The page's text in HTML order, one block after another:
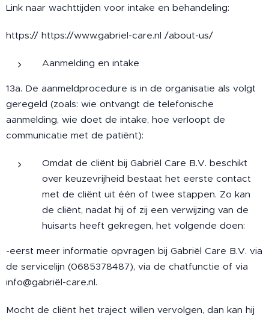
Link naar wachttijden voor intake en behandeling:
https:// https://www.gabriel-care.nl /about-us/
Aanmelding en intake
13a. De aanmeldprocedure is in de organisatie als volgt
geregeld (zoals: wie ontvangt de telefonische
aanmelding, wie doet de intake, hoe verloopt de
communicatie met de patiënt):
Omdat de cliënt bij Gabriël Care B.V. beschikt
over keuzevrijheid bestaat het eerste contact
met de cliënt uit één of twee stappen. Zo kan
de cliënt, nadat hij of zij een verwijzing van de
huisarts heeft gekregen, het volgende doen:
-eerst meer informatie opvragen bij Gabriël Care B.V. via
de servicelijn (0685378487), via de chatfunctie of via
info@gabriël-care.nl.
Mocht de cliënt het traject willen vervolgen, dan kan hij